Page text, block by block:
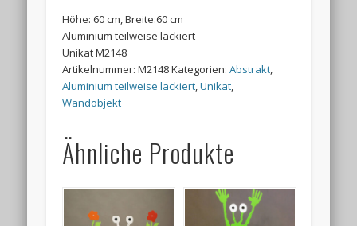
Höhe: 60 cm, Breite:60 cm
Aluminium teilweise lackiert
Unikat M2148
Artikelnummer:M2148Kategorien:Abstrakt,
Aluminium teilweise lackiert,Unikat,
Wandobjekt
Ähnliche Produkte